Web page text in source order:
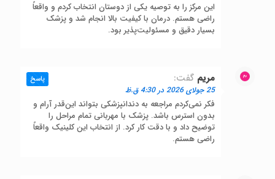
این مرکز را به توصیه یکی از دوستان انتخاب کردم و واقعاً
راضی هستم. درمان با کیفیت بالا انجام شد و پزشک
بسیار دقیق و مسئولیت‌پذیر بود.
مریم گفت:
25 جولای 2026 در 4:30 ق.ظ
فکر نمی‌کردم مراجعه به دندانپزشکی بتواند این‌قدر آرام و
بدون استرس باشد. پزشک با مهربانی تمام مراحل را
توضیح داد و با دقت کار کرد. از انتخاب این کلینیک واقعاً
راضی هستم.
پاسخ